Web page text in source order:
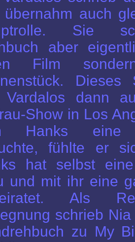
übernahm auch
Sie
aber
Film
Dieses
Vardalos dann
Show in Los
Hanks eine
fühlte er
hat selbst
und mit ihr eine
Als
schrieb
zu My